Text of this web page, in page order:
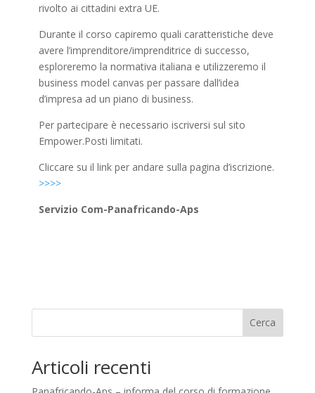
rivolto ai cittadini extra UE.
Durante il corso capiremo quali caratteristiche deve
avere l’imprenditore/imprenditrice di successo,
esploreremo la normativa italiana e utilizzeremo il
business model canvas per passare dall’idea
d’impresa ad un piano di business.
Per partecipare è necessario iscriversi sul sito
Empower.Posti limitati.
Cliccare su il link per andare sulla pagina d’iscrizione.
>>>>
Servizio Com-Panafricando-Aps
Cerca
Articoli recenti